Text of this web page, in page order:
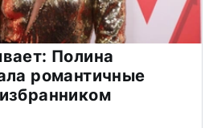
Полина
романтичные